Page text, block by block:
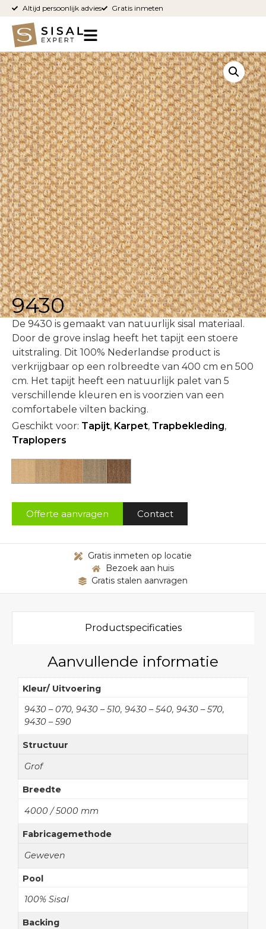
Altijd persoonlijk advies Gratis inmeten
9430
De 9430 is gemaakt van natuurlijk sisal materiaal.
Door de grove inslag heeft het tapijt een stoere
uitstraling. Dit 100% Nederlandse product is
verkrijgbaar op een rolbreedte van 400 cm en 500
cm. Het tapijt heeft een natuurlijk palet van 5
verschillende kleuren en is voorzien van een
comfortabele vilten backing.
Geschikt voor: Tapijt, Karpet, Trapbekleding,
Traplopers
Offerte aanvragen Contact
Gratis inmeten op locatie
Bezoek aan huis
Gratis stalen aanvragen
Productspecificaties
Aanvullende informatie
Kleur/ Uitvoering
9430 – 070, 9430 – 510, 9430 – 540, 9430 – 570,
9430 – 590
Structuur
Grof
Breedte
4000 / 5000 mm
Fabricagemethode
Geweven
Pool
100% Sisal
Backing